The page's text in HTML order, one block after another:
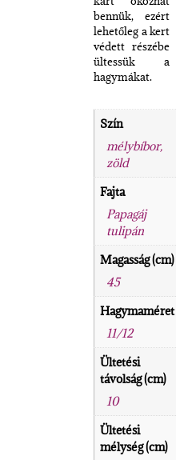
bennük, ezért
lehetőleg a kert
védett részébe
ültessük a
hagymákat.
Szín
mélybíbor,
zöld
Fajta
Papagáj
tulipán
Magasság (cm)
45
Hagymaméret
11/12
Ültetési
távolság (cm)
10
Ültetési
mélység (cm)